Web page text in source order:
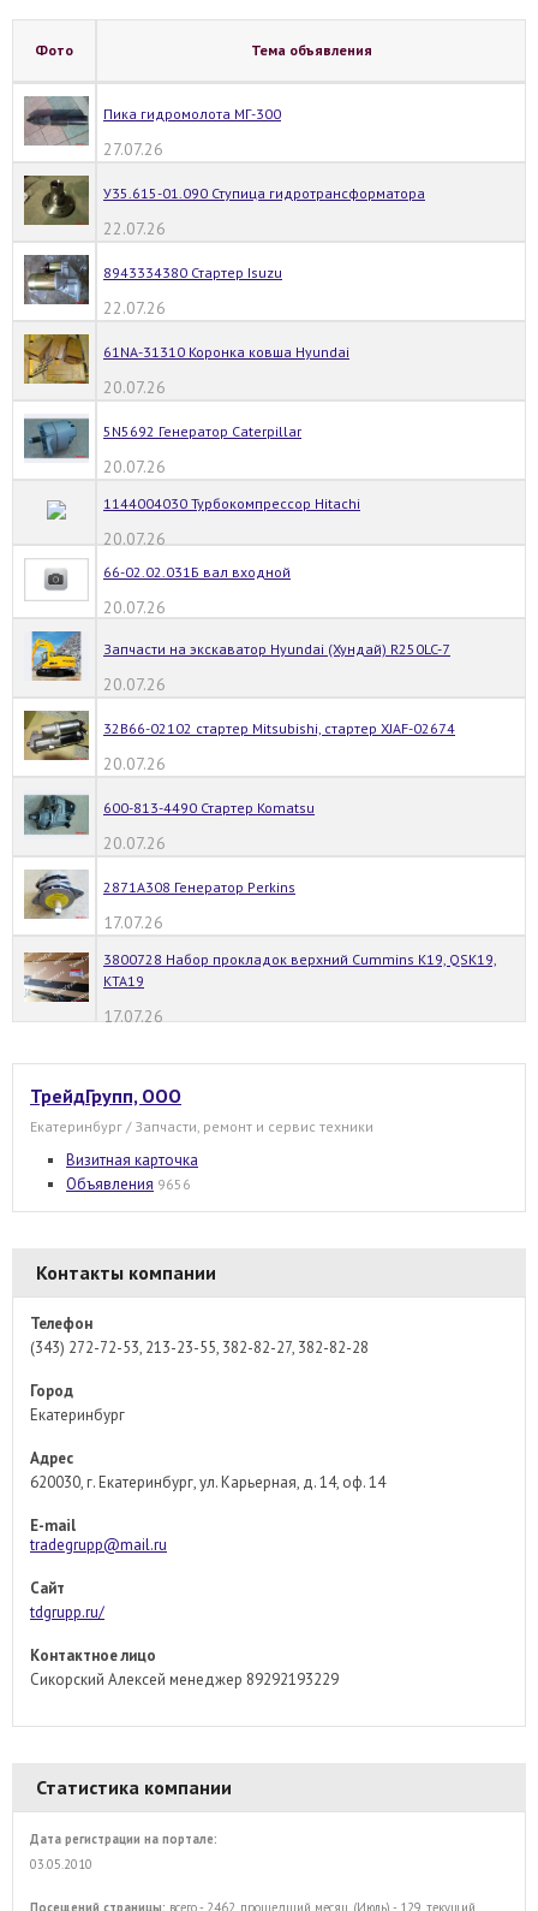
Фото Тема объявления
Пика гидромолота МГ-300
27.07.26
У35.615-01.090 Ступица гидротрансформатора
22.07.26
8943334380 Стартер Isuzu
22.07.26
61NA-31310 Коронка ковша Hyundai
20.07.26
5N5692 Генератор Caterpillar
20.07.26
1144004030 Турбокомпрессор Hitachi
20.07.26
66-02.02.031Б вал входной
20.07.26
Запчасти на экскаватор Hyundai (Хундай) R250LC-7
20.07.26
32B66-02102 стартер Mitsubishi, стартер XJAF-02674
20.07.26
600-813-4490 Стартер Komatsu
20.07.26
2871A308 Генератор Perkins
17.07.26
3800728 Набор прокладок верхний Cummins K19, QSK19,
KTA19
17.07.26
ТрейдГрупп, ООО
Екатеринбург / Запчасти, ремонт и сервис техники
Визитная карточка
Объявления 9656
Контакты компании
Телефон
(343) 272-72-53, 213-23-55, 382-82-27, 382-82-28
Город
Екатеринбург
Адрес
620030, г. Екатеринбург, ул. Карьерная, д. 14, оф. 14
E-mail
tradegrupp@mail.ru
Сайт
tdgrupp.ru/
Контактное лицо
Сикорский Алексей менеджер 89292193229
Статистика компании
Дата регистрации на портале:
03.05.2010
Посещений страницы: всего - 2462, прошедший месяц (Июль) - 129, текущий